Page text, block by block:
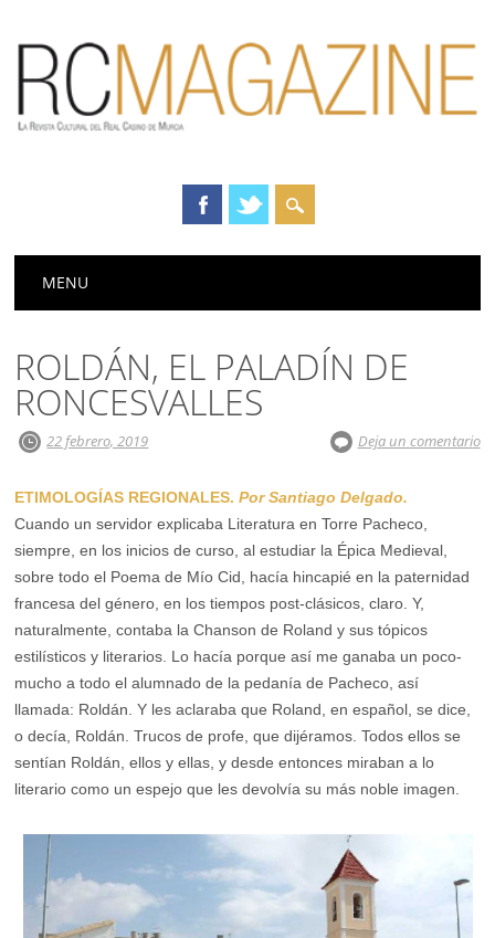
Menú principal
MENU
ROLDÁN, EL PALADÍN DE
RONCESVALLES
22 febrero, 2019 Deja un comentario
ETIMOLOGÍAS REGIONALES.Por Santiago Delgado.
Cuando un servidor explicaba Literatura en Torre Pacheco,
siempre, en los inicios de curso, al estudiar la Épica Medieval,
sobre todo el Poema de Mío Cid, hacía hincapié en la paternidad
francesa del género, en los tiempos post-clásicos, claro. Y,
naturalmente, contaba la Chanson de Roland y sus tópicos
estilísticos y literarios. Lo hacía porque así me ganaba un poco-
mucho a todo el alumnado de la pedanía de Pacheco, así
llamada: Roldán. Y les aclaraba que Roland, en español, se dice,
o decía, Roldán. Trucos de profe, que dijéramos. Todos ellos se
sentían Roldán, ellos y ellas, y desde entonces miraban a lo
literario como un espejo que les devolvía su más noble imagen.